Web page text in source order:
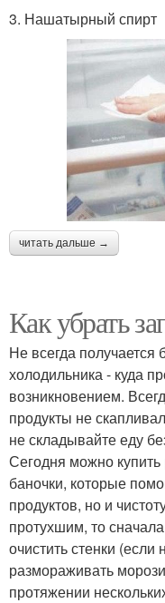
3. Нашатырный спирт
читать дальше →
Как убрать
Не всегда получается
холодильника - куда
возникновением.
продукты не
не складывайте еду
Сегодня можно
баночки, которые
продуктов, но и
протухшим, то
очистить стенки
размораживать
протяжении